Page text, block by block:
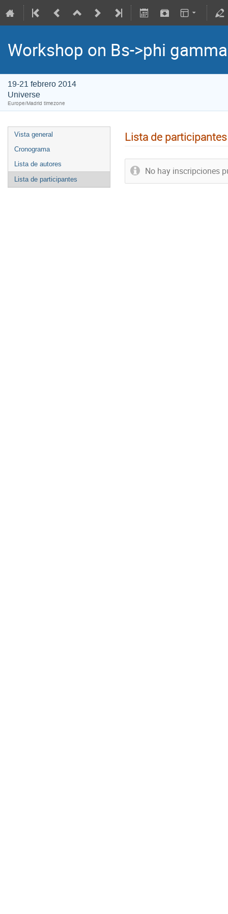
Workshop on Bs->phi
19-21 febrero 2014
Universe
Europe/Madrid timezone
Vista general
Cronograma
Lista de autores
Lista de participantes
Lista de participantes
No hay inscripciones